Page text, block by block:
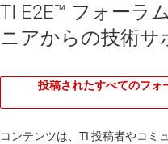
TI E2E™ フォーラ
ニアからの技術サ
投稿されたすべてのフォ
コンテンツは、TI 投稿者やコミ